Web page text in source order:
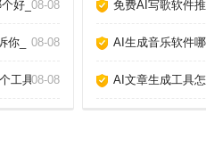
好_ 08-08
_ 08-08
工具告诉你真相_
08-08
免费AI写歌软件
AI生成音乐软件
AI文章生成工具